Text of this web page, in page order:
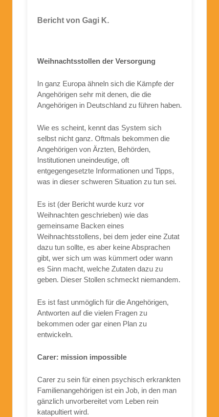
Bericht von Gagi K.
Weihnachtsstollen der Versorgung
In ganz Europa ähneln sich die Kämpfe der
Angehörigen sehr mit denen, die die
Angehörigen in Deutschland zu führen haben.
Wie es scheint, kennt das System sich
selbst nicht ganz. Oftmals bekommen die
Angehörigen von Ärzten, Behörden,
Institutionen uneindeutige, oft
entgegengesetzte Informationen und Tipps,
was in dieser schweren Situation zu tun sei.
Es ist (der Bericht wurde kurz vor
Weihnachten geschrieben) wie das
gemeinsame Backen eines
Weihnachtsstollens, bei dem jeder eine Zutat
dazu tun sollte, es aber keine Absprachen
gibt, wer sich um was kümmert oder wann
es Sinn macht, welche Zutaten dazu zu
geben. Dieser Stollen schmeckt niemandem.
Es ist fast unmöglich für die Angehörigen,
Antworten auf die vielen Fragen zu
bekommen oder gar einen Plan zu
entwickeln.
Carer: mission impossible
Carer zu sein für einen psychisch erkrankten
Familienangehörigen ist ein Job, in den man
gänzlich unvorbereitet vom Leben rein
katapultiert wird.